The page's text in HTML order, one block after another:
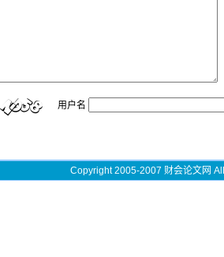
用户名
Copyright 2005-2007 财会论文网